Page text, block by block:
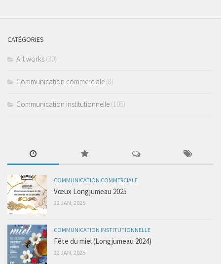
CATÉGORIES
Art works (30)
Communication commerciale (8)
Communication institutionnelle (105)
COMMUNICATION COMMERCIALE
Vœux Longjumeau 2025
22 JAN, 2025
COMMUNICATION INSTITUTIONNELLE
Fête du miel (Longjumeau 2024)
22 JAN, 2025